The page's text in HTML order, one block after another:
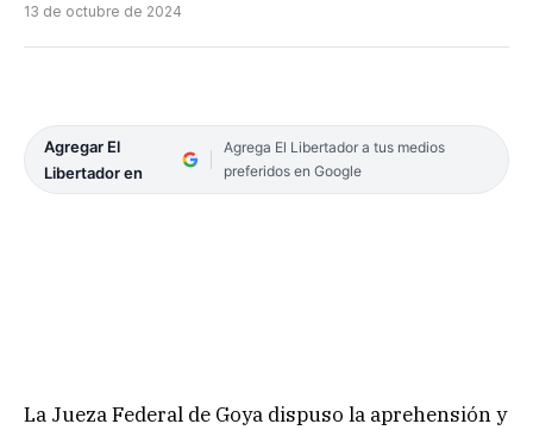
13 de octubre de 2024
Agregar El
Libertador en
Agrega El Libertador a tus medios
preferidos en Google
La Jueza Federal de Goya dispuso la aprehensión y